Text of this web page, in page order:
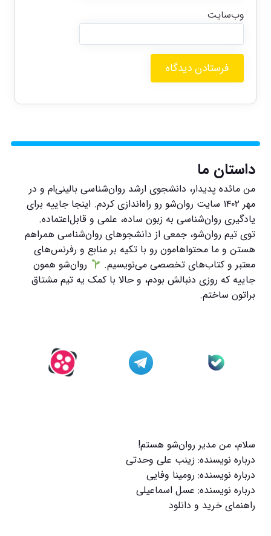
وب‌سایت
داستان ما
من مائده پدیدار، دانشجوی ارشد روان‌شناسی بالینی‌ام و در
مهر ۱۴۰۲ سایت روان‌شو رو راه‌اندازی کردم. اینجا جاییه برای
یادگیری روان‌شناسی به زبون ساده، علمی و قابل‌اعتماده.
توی تیم روان‌شو، جمعی از دانشجوهای روان‌شناسی همراهم
هستن و ما محتواهامون رو با تکیه بر منابع و رفرنس‌های
معتبر و کتاب‌های تخصصی می‌نویسیم.
روان‌شو همون
جاییه که روزی دنبالش بودم، و حالا با کمک یه تیم مشتاق
براتون ساختم.
سلام، من مدیر روان‌شو هستم!
درباره نویسنده: زینب علی وحدتی
درباره نویسنده: رومینا وفایی
درباره نویسنده: عسل اسماعیلی
راهنمای خرید و دانلود